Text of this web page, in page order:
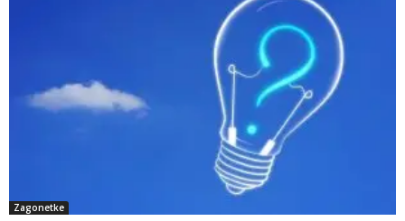
Zagonetke